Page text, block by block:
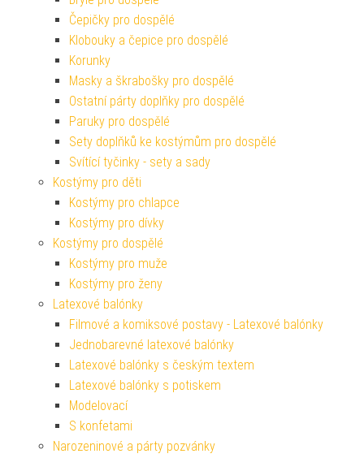
Čepičky pro dospělé
Klobouky a čepice pro dospělé
Korunky
Masky a škrabošky pro dospělé
Ostatní párty doplňky pro dospělé
Paruky pro dospělé
Sety doplňků ke kostýmům pro dospělé
Svítící tyčinky - sety a sady
Kostýmy pro děti
Kostýmy pro chlapce
Kostýmy pro dívky
Kostýmy pro dospělé
Kostýmy pro muže
Kostýmy pro ženy
Latexové balónky
Filmové a komiksové postavy - Latexové balónky
Jednobarevné latexové balónky
Latexové balónky s českým textem
Latexové balónky s potiskem
Modelovací
S konfetami
Narozeninové a párty pozvánky